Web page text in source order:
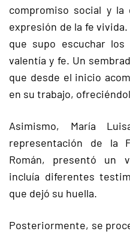
compromiso social y la
expresión de la fe
que supo escuchar
valentía y fe. Un
que desde el inicio
en su trabajo,
Asimismo, María
representación de la
Román, presentó un
incluía diferentes
que dejó su huella.
Posteriormente, se